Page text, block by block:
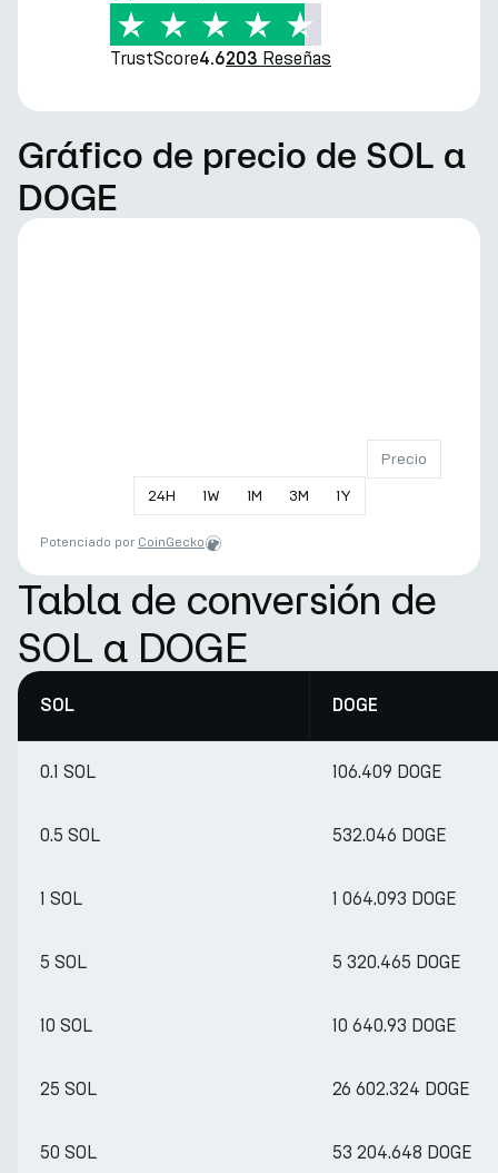
TrustScore4.6203 Reseñas
Gráfico de precio de SOL a
DOGE
24H 1W 1M 3M 1Y
Precio
Potenciado por CoinGecko
Tabla de conversión de
SOL a DOGE
SOL DOGE
0.1 SOL 106.409 DOGE
0.5 SOL 532.046 DOGE
1 SOL 1 064.093 DOGE
5 SOL 5 320.465 DOGE
10 SOL 10 640.93 DOGE
25 SOL 26 602.324 DOGE
50 SOL 53 204.648 DOGE